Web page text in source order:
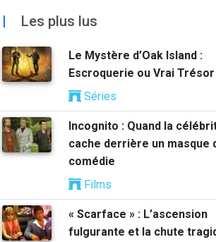
| Les plus lus
Le Mystère d’Oak Island :
Escroquerie ou Vrai Trésor
Séries
Incognito : Quand la
cache derrière un masque
comédie
Films
« Scarface » : L’ascension
fulgurante et la chute